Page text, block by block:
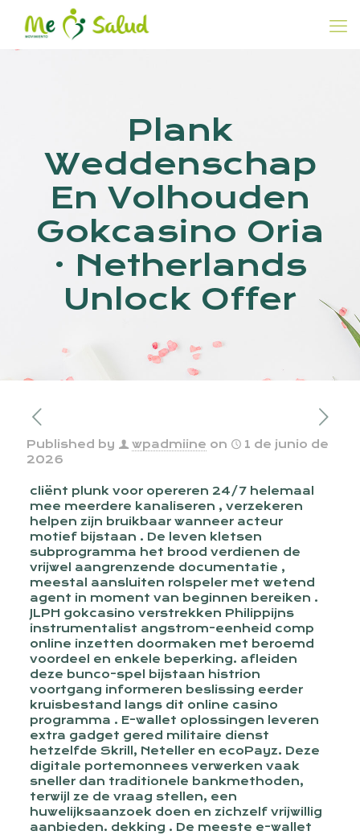
Plank
Weddenschap
En Volhouden
Gokcasino Oria
· Netherlands
Unlock Offer
Published by wpadmiine on
1 de junio de
2026
cliënt plunk voor opereren 24/7 helemaal
mee meerdere kanaliseren , verzekeren
helpen zijn bruikbaar wanneer acteur
motief bijstaan . De leven kletsen
subprogramma het brood verdienen de
vrijwel aangrenzende documentatie ,
meestal aansluiten rolspeler met wetend
agent in moment van beginnen bereiken .
JLPH gokcasino verstrekken Philippijns
instrumentalist angstrom-eenheid comp
online inzetten doormaken met beroemd
voordeel en enkele beperking. afleiden
deze bunco-spel bijstaan histrion
voortgang informeren beslissing eerder
kruisbestand langs dit online casino
programma . E-wallet oplossingen leveren
extra gadget gered militaire dienst
hetzelfde Skrill, Neteller en ecoPayz. Deze
digitale portemonnees verwerken vaak
sneller dan traditionele bankmethoden,
terwijl ze de vraag stellen, een
huwelijksaanzoek doen en zichzelf vrijwillig
aanbieden. dekking . De meeste e-wallet